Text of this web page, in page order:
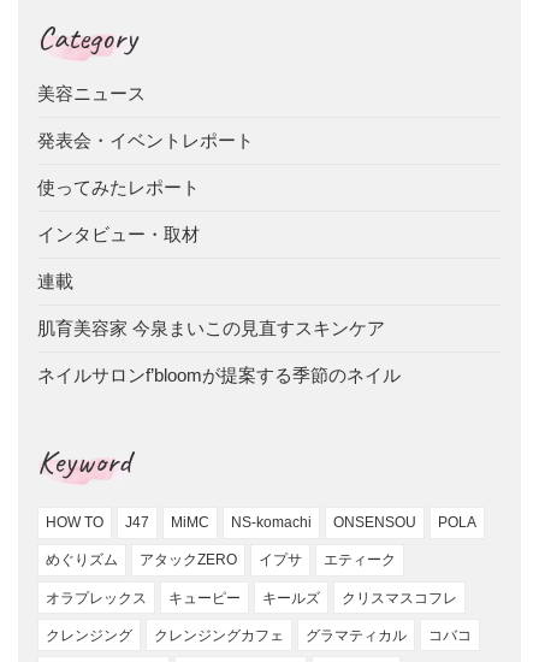
Category
美容ニュース
発表会・イベントレポート
使ってみたレポート
インタビュー・取材
連載
肌育美容家 今泉まいこの見直すスキンケア
ネイルサロンf’bloomが提案する季節のネイル
Keyword
HOW TO J47 MiMC NS-komachi ONSENSOU POLA
めぐりズム アタックZERO イプサ エティーク
オラプレックス キューピー キールズ クリスマスコフレ
クレンジング クレンジングカフェ グラマティカル コバコ